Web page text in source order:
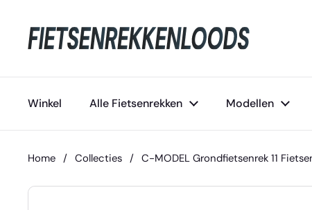
Winkel Alle Fietsenrekken Modellen
Home / Collecties / C-MODEL Grondfietsenrek 11